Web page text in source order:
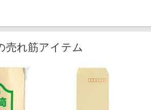
売れ筋アイテム